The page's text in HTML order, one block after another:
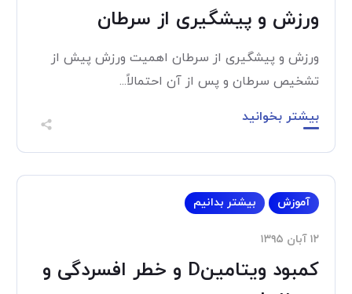
ورزش و پیشگیری از سرطان
ورزش و پیشگیری از سرطان اهمیت ورزش پیش از
تشخیص سرطان و پس از آن احتمالاً...
بیشتر بخوانید
آموزش بیشتر بدانیم
۱۲ آبان ۱۳۹۵
کمبود ویتامینD و خطر افسردگی و